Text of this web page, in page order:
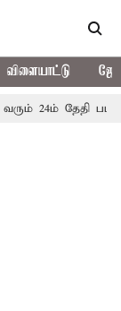
விளையாட்டு
தேதி பட்ஜெட்